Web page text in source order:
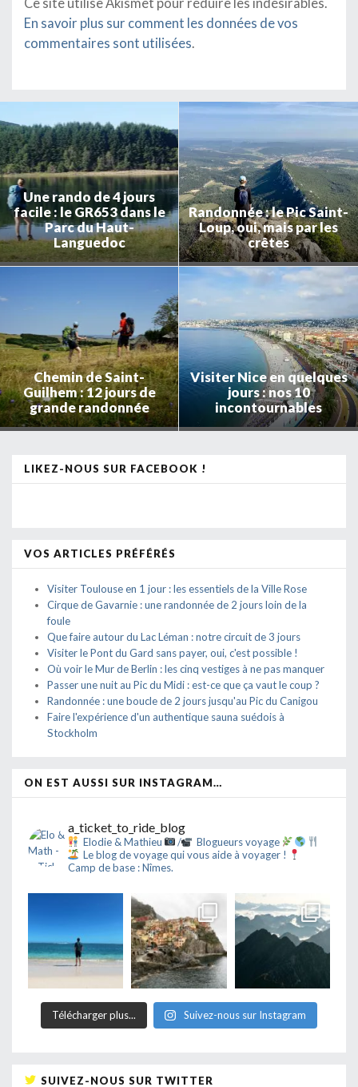
Une rando de 4 jours
facile : le GR653 dans le
Parc du Haut-
Languedoc
Randonnée : le Pic Saint-
Loup, oui, mais par les
crêtes
Chemin de Saint-
Guilhem : 12 jours de
grande randonnée
Visiter Nice en quelques
jours : nos 10
incontournables
Ce site utilise Akismet pour réduire les indésirables.
En savoir plus sur comment les données de vos
commentaires sont utilisées.
LIKEZ-NOUS SUR FACEBOOK !
VOS ARTICLES PRÉFÉRÉS
Visiter Toulouse en 1 jour : les essentiels de la Ville Rose
Cirque de Gavarnie : une randonnée de 2 jours loin de la
foule
Que faire autour du Lac Léman : notre circuit de 3 jours
Visiter le Pont du Gard sans payer, oui, c'est possible !
Où voir le Mur de Berlin : les cinq vestiges à ne pas manquer
Passer une nuit au Pic du Midi : est-ce que ça vaut le coup ?
Randonnée : une boucle de 2 jours jusqu'au Pic du Canigou
Faire l'expérience d'un authentique sauna suédois à
Stockholm
ON EST AUSSI SUR INSTAGRAM…
a_ticket_to_ride_blog
Elodie & Mathieu /
Blogueurs voyage
Le blog de voyage qui vous aide à voyager !
Camp de base : Nîmes.
Télécharger plus... Suivez-nous sur Instagram
SUIVEZ-NOUS SUR TWITTER